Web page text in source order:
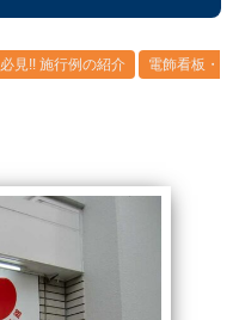
必見!! 施行例の紹介 電飾看板・